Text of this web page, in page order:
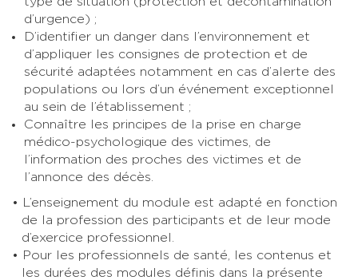
d’urgence) ;
D’identifier un danger dans l’environnement et
d’appliquer les consignes de protection et de
sécurité adaptées notamment en cas d’alerte des
populations ou lors d’un événement exceptionnel
au sein de l’établissement ;
Connaître les principes de la prise en charge
médico-psychologique des victimes, de
l’information des proches des victimes et de
l’annonce des décès.
L’enseignement du module est adapté en fonction
de la profession des participants et de leur mode
d’exercice professionnel.
Pour les professionnels de santé, les contenus et
les durées des modules définis dans la présente